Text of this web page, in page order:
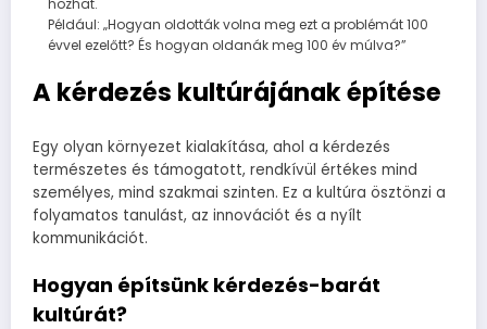
hozhat.
Például: „Hogyan oldották volna meg ezt a problémát 100
évvel ezelőtt? És hogyan oldanák meg 100 év múlva?”
A kérdezés kultúrájának építése
Egy olyan környezet kialakítása, ahol a kérdezés
természetes és támogatott, rendkívül értékes mind
személyes, mind szakmai szinten. Ez a kultúra ösztönzi a
folyamatos tanulást, az innovációt és a nyílt
kommunikációt.
Hogyan építsünk kérdezés-barát
kultúrát?